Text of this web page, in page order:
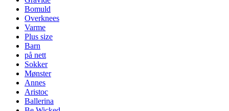
Bomuld
Overknees
Varme
Plus size
Barn
på nett
Sokker
Mønster
Annes
Aristoc
Ballerina